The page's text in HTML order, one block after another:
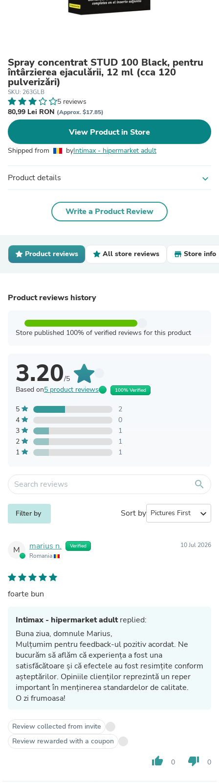
Spray concentrat STUD 100 Black, pentru
întârzierea ejaculării, 12 ml (cca 120
pulverizări)
SKU: 263GLB
5 reviews
80,99 Lei RON (Approx. $17.85)
View Product in Store
Shipped from byIntimax - hipermarket adult
Product details expand_more
Write a Product Review
Product reviews All store reviews Store info
Product reviews history
Store published 100% of verified reviews for this product
3.20/5
Based on5 product reviews 100% Verified
5
2
4
0
3
1
2
1
1
1
search
Filter by Sort by expand_more
M marius n. Verified
Romania
10 Jul 2026
foarte bun
Intimax - hipermarket adultreplied:
Buna ziua, domnule Marius,
Mulțumim pentru feedback-ul pozitiv acordat. Ne
bucurăm să aflăm că experiența a fost una
satisfăcătoare și că efectele au fost resimțite conform
așteptărilor. Opiniile clienților reprezintă un reper
important în menținerea standardelor de calitate.
O zi frumoasa!
Review collected from invite
Review rewarded with a coupon
thumb_up 0 thumb_down 0